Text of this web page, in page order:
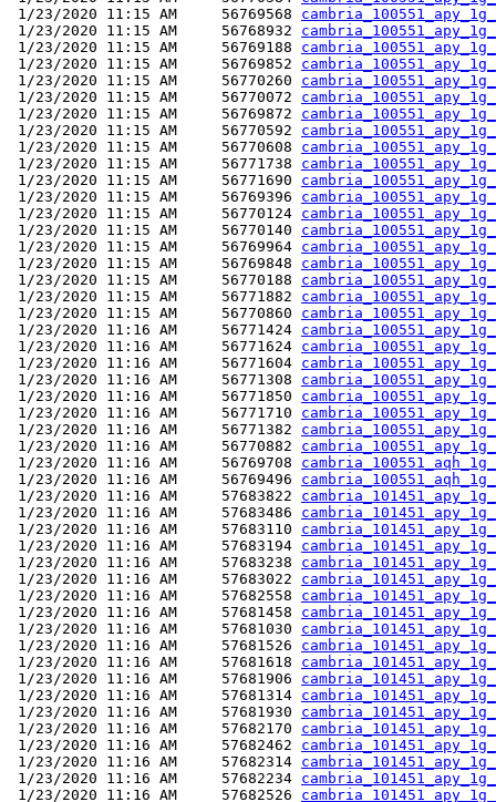
1/23/2020 11:15 AM     56769568
1/23/2020 11:15 AM     56768932
1/23/2020 11:15 AM     56769188
1/23/2020 11:15 AM     56769852
1/23/2020 11:15 AM     56770260
1/23/2020 11:15 AM     56770072
1/23/2020 11:15 AM     56769872
1/23/2020 11:15 AM     56770592
1/23/2020 11:15 AM     56770608
1/23/2020 11:15 AM     56771738
1/23/2020 11:15 AM     56771690
1/23/2020 11:15 AM     56769396
1/23/2020 11:15 AM     56770124
1/23/2020 11:15 AM     56770140
1/23/2020 11:15 AM     56769964
1/23/2020 11:15 AM     56769848
1/23/2020 11:15 AM     56770188
1/23/2020 11:15 AM     56771882
1/23/2020 11:15 AM     56770860
1/23/2020 11:16 AM     56771424
1/23/2020 11:16 AM     56771624
1/23/2020 11:16 AM     56771604
1/23/2020 11:16 AM     56771308
1/23/2020 11:16 AM     56771850
1/23/2020 11:16 AM     56771710
1/23/2020 11:16 AM     56771382
1/23/2020 11:16 AM     56770882
1/23/2020 11:16 AM     56769708
1/23/2020 11:16 AM     56769496
1/23/2020 11:16 AM     57683822
1/23/2020 11:16 AM     57683486
1/23/2020 11:16 AM     57683110
1/23/2020 11:16 AM     57683194
1/23/2020 11:16 AM     57683238
1/23/2020 11:16 AM     57683022
1/23/2020 11:16 AM     57682558
1/23/2020 11:16 AM     57681458
1/23/2020 11:16 AM     57681030
1/23/2020 11:16 AM     57681526
1/23/2020 11:16 AM     57681618
1/23/2020 11:16 AM     57681906
1/23/2020 11:16 AM     57681314
1/23/2020 11:16 AM     57681930
1/23/2020 11:16 AM     57682170
1/23/2020 11:16 AM     57682462
1/23/2020 11:16 AM     57682314
1/23/2020 11:16 AM     57682234
1/23/2020 11:16 AM     57682526